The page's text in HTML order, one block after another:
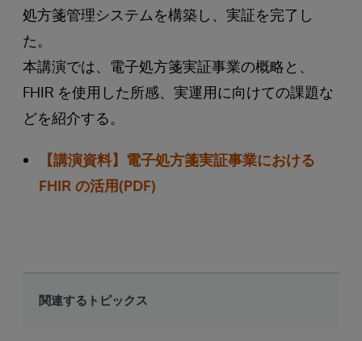
処方箋管理システムを構築し、実証を完了し
た。
本講演では、電子処方箋実証事業の概略と、
FHIR を使用した所感、実運用に向けての課題な
どを紹介する。
【講演資料】電子処方箋実証事業における
FHIR の活用(PDF)
関連するトピックス